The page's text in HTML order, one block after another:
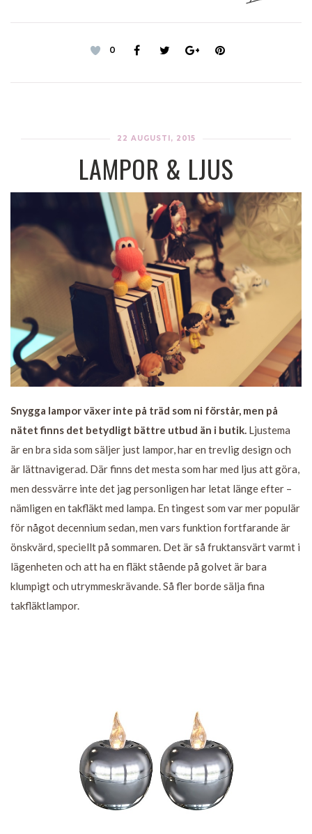
0
22 AUGUSTI, 2015
LAMPOR & LJUS
Snygga lampor växer inte på träd som ni förstår, men på
nätet finns det betydligt bättre utbud än i butik. Ljustema
är en bra sida som säljer just lampor, har en trevlig design och
är lättnavigerad. Där finns det mesta som har med ljus att göra,
men dessvärre inte det jag personligen har letat länge efter –
nämligen en takfläkt med lampa. En tingest som var mer populär
för något decennium sedan, men vars funktion fortfarande är
önskvärd, speciellt på sommaren. Det är så fruktansvärt varmt i
lägenheten och att ha en fläkt stående på golvet är bara
klumpigt och utrymmeskrävande. Så fler borde sälja fina
takfläktlampor.